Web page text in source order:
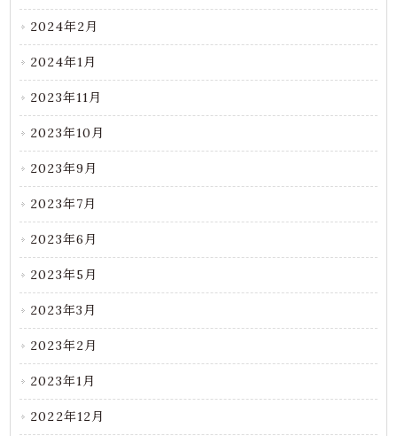
2024年2月
2024年1月
2023年11月
2023年10月
2023年9月
2023年7月
2023年6月
2023年5月
2023年3月
2023年2月
2023年1月
2022年12月